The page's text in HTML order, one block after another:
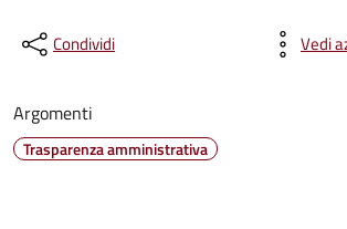
Condividi Vedi
Argomenti
Trasparenza amministrativa